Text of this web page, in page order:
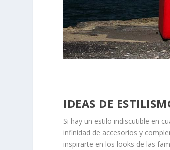
IDEAS DE
Si hay un estilo indiscutible en
infinidad de accesorios y
inspirarte en los looks de las